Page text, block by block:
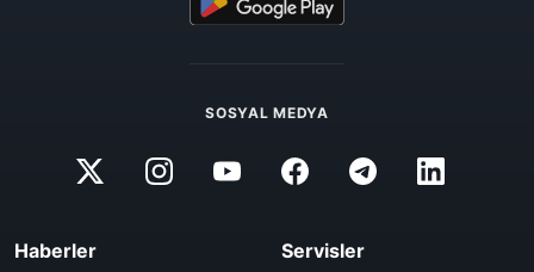
SOSYAL MEDYA
Haberler Servisler